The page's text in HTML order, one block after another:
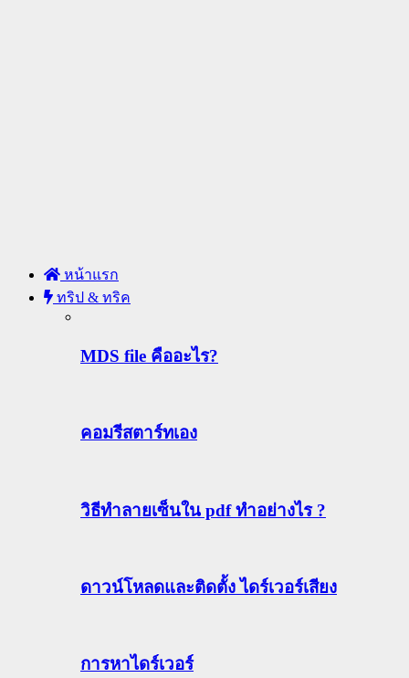
หน้าแรก
ทริป & ทริค
MDS file คืออะไร?
คอมรีสตาร์ทเอง
วิธีทําลายเซ็นใน pdf ทำอย่างไร ?
ดาวน์โหลดและติดตั้ง ไดร์เวอร์เสียง
การหาไดร์เวอร์